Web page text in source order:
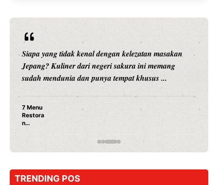
Siapa yang tidak kenal dengan kelezatan masakan
Jepang? Kuliner dari negeri sakura ini memang
sudah mendunia dan punya tempat khusus ...
7 Menu
Restora
n
Jepang
yang
Dicoba,
Cuma
Sushi!
TRENDING POS